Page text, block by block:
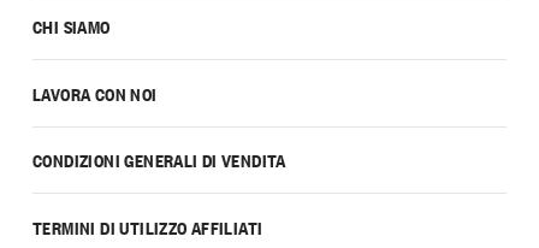
CHI SIAMO
LAVORA CON NOI
CONDIZIONI GENERALI DI VENDITA
TERMINI DI UTILIZZO AFFILIATI